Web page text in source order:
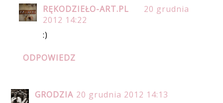
RĘKODZIEŁO-ART.PL
20 grudnia
2012 14:22
:)
ODPOWIEDZ
GRODZIA 20 grudnia 2012 14:13